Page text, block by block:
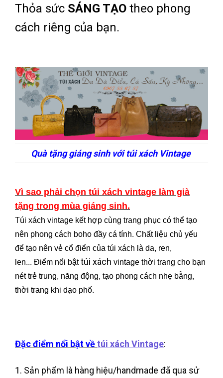
Thỏa sức SÁNG TẠO theo phong
cách riêng của bạn.
Quà tặng giáng sinh với túi xách Vintage
Vì sao phải chọn túi xách vintage làm già
tặng trong mùa giáng sinh.
Túi xách vintage kết hợp cùng trang phục có thể tạo
nên phong cách boho đầy cá tính. Chất liệu chủ yếu
để tạo nên vẻ cổ điển của túi xách là da, ren,
len... Điểm nổi bậttúi xách vintage thời trang cho bạn
nét trẻ trung, năng động, tạo phong cách nhẹ bẫng,
thời trang khi dạo phố.
Đặc điểm nổi bật vềtúi xách Vintage:
1. Sản phẩm là hàng hiệu/handmade đã qua sử